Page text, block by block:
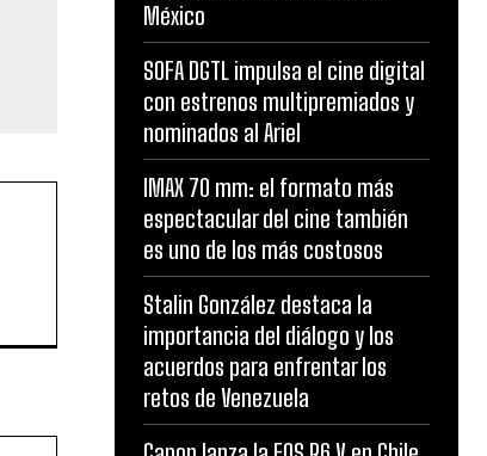
México
SOFA DGTL impulsa el cine digital
con estrenos multipremiados y
nominados al Ariel
IMAX 70 mm: el formato más
espectacular del cine también
es uno de los más costosos
Stalin González destaca la
importancia del diálogo y los
acuerdos para enfrentar los
retos de Venezuela